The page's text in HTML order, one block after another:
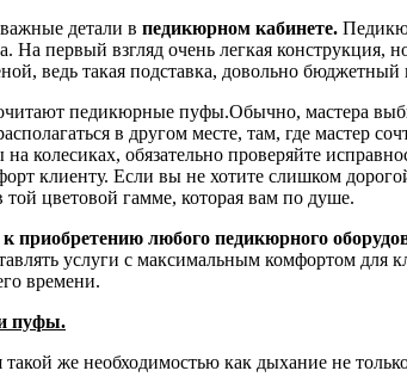
детали в педикюрном кабинете.
На первый взгляд очень легкая конструкция,
ведь такая подставка, довольно
педикюрные пуфы.Обычно, мастера
в другом месте, там, где мастер
колесиках, обязательно проверяйте
клиенту. Если вы не хотите слишком
цветовой гамме, которая вам по душе.
приобретению любого педикюрного
услуги с максимальным комфортом для
времени.
пуфы.
такой же необходимостью как дыхание не